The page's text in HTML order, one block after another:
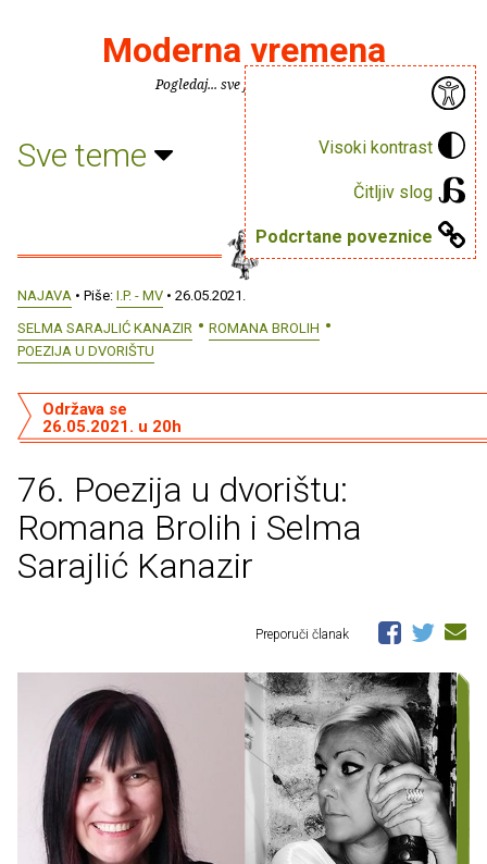
Visoki kontrast
Čitljiv slog
Podcrtane poveznice
Moderna vremena
Pogledaj... sve je puno knjiga.
Sve teme
NAJAVA • Piše: I.P. - MV • 26.05.2021.
SELMA SARAJLIĆ KANAZIR
ROMANA BROLIH
POEZIJA U DVORIŠTU
76. Poezija u dvorištu:
Romana Brolih i Selma
Sarajlić Kanazir
Održava se
26.05.2021. u 20h
Preporuči članak